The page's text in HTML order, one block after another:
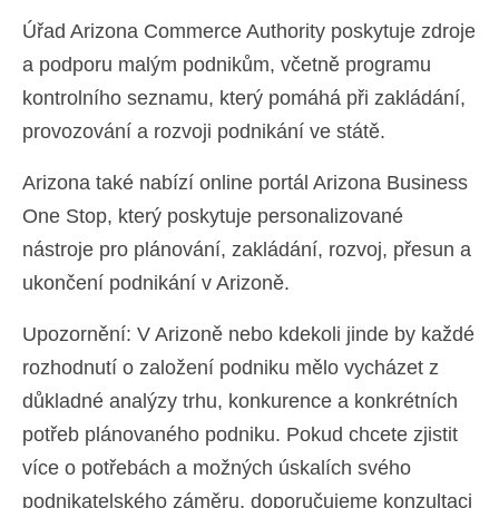
Úřad Arizona Commerce Authority poskytuje zdroje
a podporu malým podnikům, včetně programu
kontrolního seznamu, který pomáhá při zakládání,
provozování a rozvoji podnikání ve státě.
Arizona také nabízí online portál Arizona Business
One Stop, který poskytuje personalizované
nástroje pro plánování, zakládání, rozvoj, přesun a
ukončení podnikání v Arizoně.
Upozornění: V Arizoně nebo kdekoli jinde by každé
rozhodnutí o založení podniku mělo vycházet z
důkladné analýzy trhu, konkurence a konkrétních
potřeb plánovaného podniku. Pokud chcete zjistit
více o potřebách a možných úskalích svého
podnikatelského záměru, doporučujeme konzultaci